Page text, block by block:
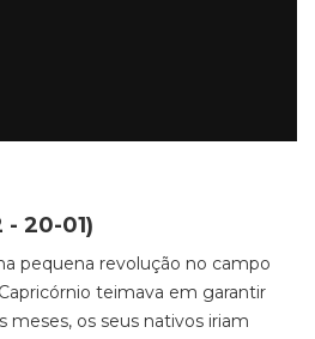
- 20-01)
pequena revolução no campo
teimava em garantir
meses, os seus nativos iriam